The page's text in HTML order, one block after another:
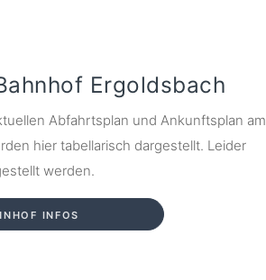
Ergoldsbach
Abfahrtsplan und Ankunftsplan am
hier tabellarisch dargestellt. Leider
werden.
INFOS